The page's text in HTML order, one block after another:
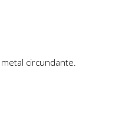
circundante.